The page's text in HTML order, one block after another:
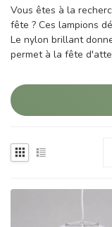
Vous êtes à la
fête ? Ces lampions
Le nylon brillant
permet à la fête